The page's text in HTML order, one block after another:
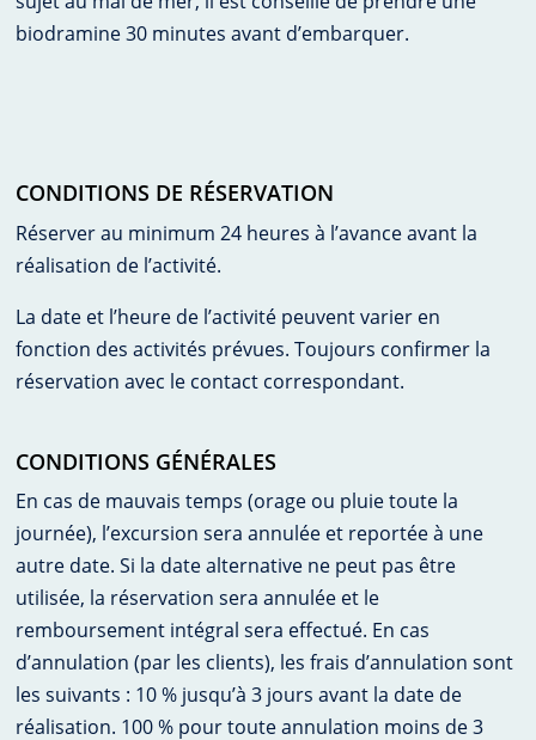
biodramine 30 minutes avant d’embarquer.
CONDITIONS DE RÉSERVATION
Réserver au minimum 24 heures à l’avance avant la
réalisation de l’activité.
La date et l’heure de l’activité peuvent varier en
fonction des activités prévues. Toujours confirmer la
réservation avec le contact correspondant.
CONDITIONS GÉNÉRALES
En cas de mauvais temps (orage ou pluie toute la
journée), l’excursion sera annulée et reportée à une
autre date. Si la date alternative ne peut pas être
utilisée, la réservation sera annulée et le
remboursement intégral sera effectué. En cas
d’annulation (par les clients), les frais d’annulation sont
les suivants : 10 % jusqu’à 3 jours avant la date de
réalisation. 100 % pour toute annulation moins de 3